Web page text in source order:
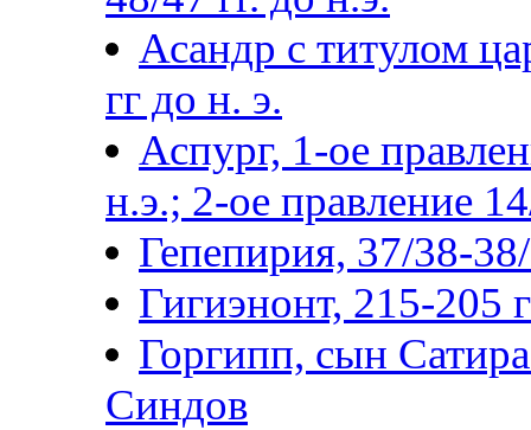
Асандр с титулом
гг до н. э.
Аспург, 1-ое
н.э.; 2-ое правление
Гепепирия, 37/38-
Гигиэнонт, 215-205
Горгипп, сын
Синдов